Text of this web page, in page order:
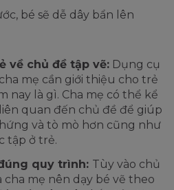
bé sẽ dễ dây bẩn lên
về chủ đề tập vẽ: Dụng cụ
mẹ cần giới thiệu cho trẻ
nay là gì. Cha mẹ có thể kể
quan đến chủ đề để giúp
và tò mò hơn cũng như
tập ở trẻ.
quy trình: Tùy vào chủ
cha mẹ nên dạy bé vẽ theo